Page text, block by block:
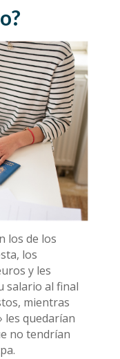
los de los
los
y les
salario al final
mientras
les quedarían
no tendrían